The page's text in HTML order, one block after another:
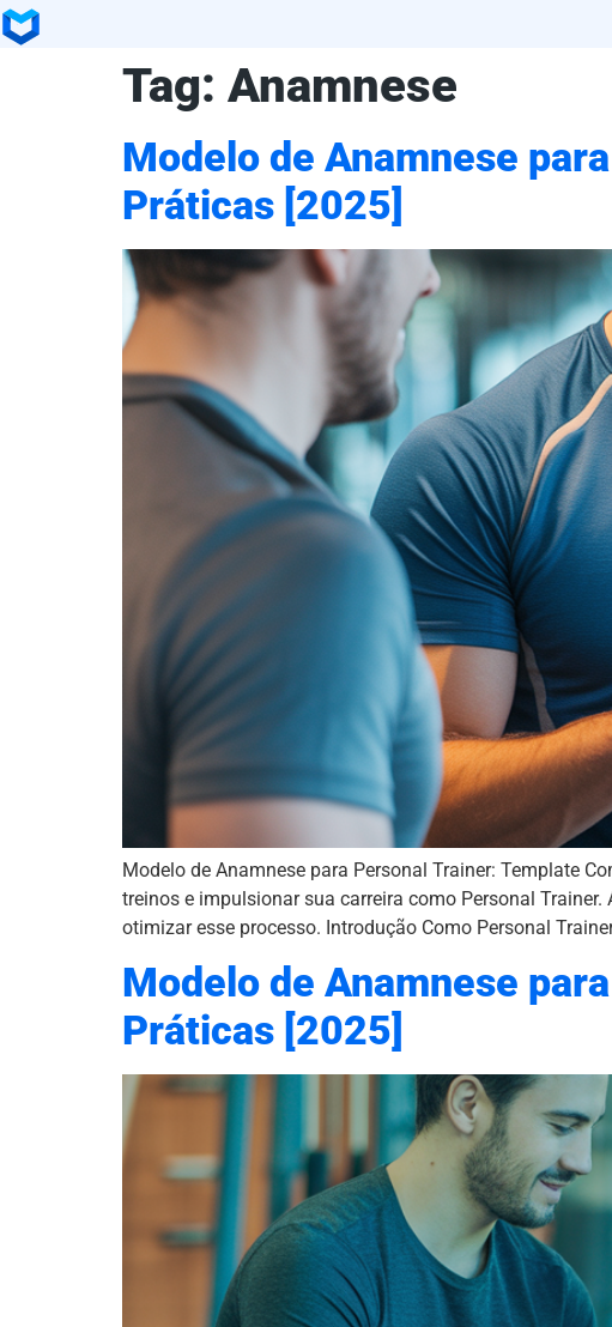
Tag: Anamnese
Modelo de Anamnese
Práticas [2025]
Modelo de Anamnese para Personal Trainer: Template
treinos e impulsionar sua carreira como Personal
otimizar esse processo. Introdução Como Personal
Modelo de Anamnese
Práticas [2025]